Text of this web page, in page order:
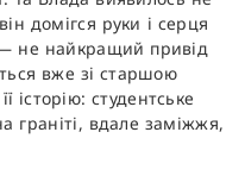
домігся руки і серця
не найкращий привід
вже зі старшою
історію: студентське
граніті, вдале заміжжя,